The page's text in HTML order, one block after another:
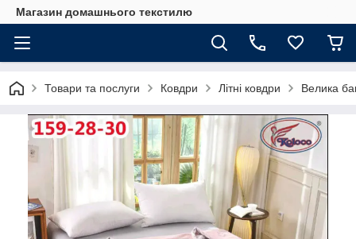
Магазин домашнього текстилю
Товари та послуги Ковдри Літні ковдри Велика